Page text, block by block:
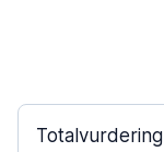
Totalvurdering